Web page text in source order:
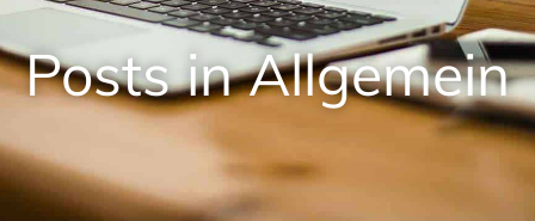
Posts in Allgemein